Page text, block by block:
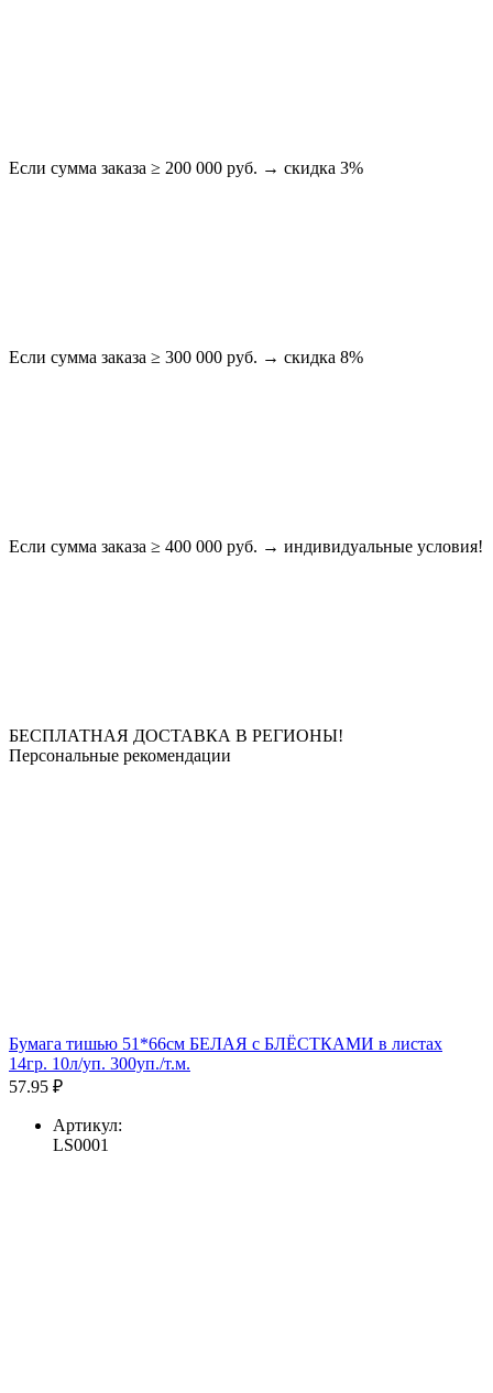
Если сумма заказа ≥ 200 000 руб. → скидка 3%
Если сумма заказа ≥ 300 000 руб. → скидка 8%
Если сумма заказа ≥ 400 000 руб. → индивидуальные условия!
БЕСПЛАТНАЯ ДОСТАВКА В РЕГИОНЫ!
Персональные рекомендации
Бумага тишью 51*66см БЕЛАЯ с БЛЁСТКАМИ в листах
14гр. 10л/уп. 300уп./т.м.
57.95 ₽
Артикул:
LS0001